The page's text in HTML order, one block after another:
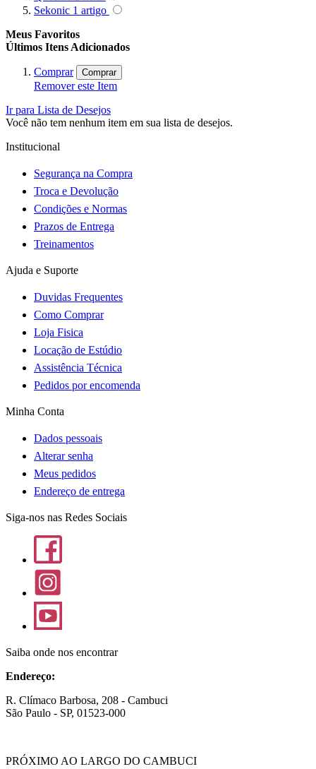
Sekonic 1 artigo
Meus Favoritos
Últimos Itens Adicionados
Comprar Comprar
Remover este Item
Ir para Lista de Desejos
Você não tem nenhum item em sua lista de desejos.
Institucional
Segurança na Compra
Troca e Devolução
Condições e Normas
Prazos de Entrega
Treinamentos
Ajuda e Suporte
Duvidas Frequentes
Como Comprar
Loja Fisica
Locação de Estúdio
Assistência Técnica
Pedidos por encomenda
Minha Conta
Dados pessoais
Alterar senha
Meus pedidos
Endereço de entrega
Siga-nos nas Redes Sociais
Saiba onde nos encontrar
Endereço:
R. Clímaco Barbosa, 208 - Cambuci
São Paulo - SP, 01523-000
PRÓXIMO AO LARGO DO CAMBUCI